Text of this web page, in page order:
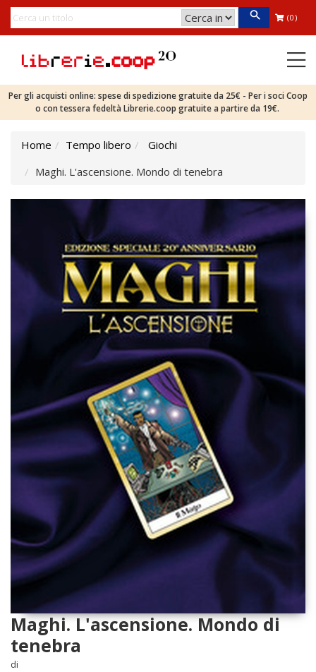
(0)
Per gli acquisti online: spese di spedizione gratuite da 25€ - Per i soci Coop
o con tessera fedeltà Librerie.coop gratuite a partire da 19€.
Home Tempo libero
Giochi
Maghi. L'ascensione. Mondo di tenebra
Maghi. L'ascensione. Mondo di
tenebra
di